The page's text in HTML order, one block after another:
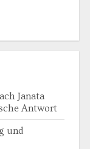
Janata
Antwort
und